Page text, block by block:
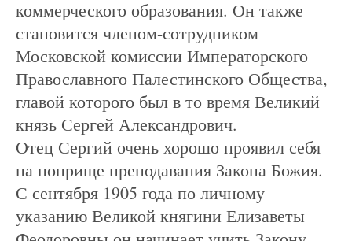
коммерческого образования. Он также
становится членом-сотрудником
Московской комиссии Императорского
Православного Палестинского Общества,
главой которого был в то время Великий
князь Сергей Александрович.
Отец Сергий очень хорошо проявил себя
на поприще преподавания Закона Божия.
С сентября 1905 года по личному
указанию Великой княгини Елизаветы